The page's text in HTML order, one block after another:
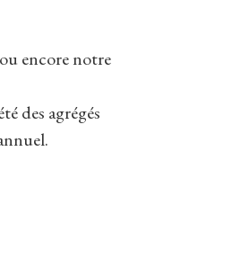
encore notre
des agrégés